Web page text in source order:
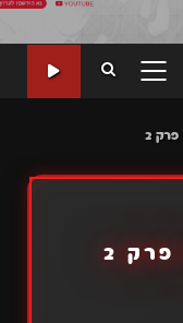
PRIMARY
2
2